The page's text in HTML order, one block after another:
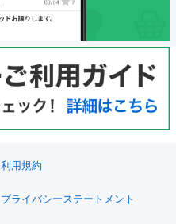
利用規約
プライバシーステートメント